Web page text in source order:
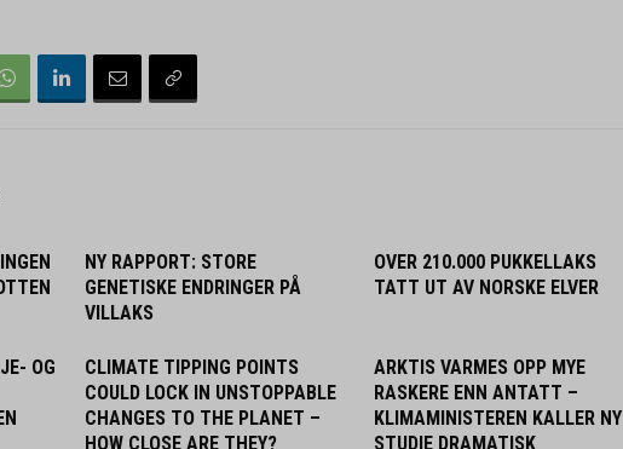
NY RAPPORT: STORE
GENETISKE ENDRINGER PÅ
VILLAKS
OVER 210.000 PUKKELLAKS
TATT UT AV NORSKE ELVER
OG
CLIMATE TIPPING POINTS
COULD LOCK IN UNSTOPPABLE
CHANGES TO THE PLANET –
HOW CLOSE ARE THEY?
ARKTIS VARMES OPP MYE
RASKERE ENN ANTATT –
KLIMAMINISTEREN KALLER NY
STUDIE DRAMATISK